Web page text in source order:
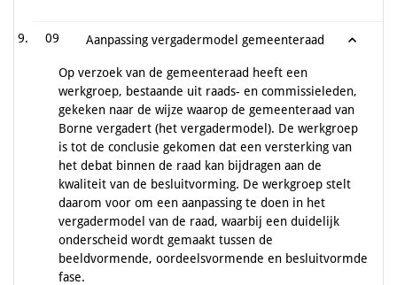
09 Aanpassing vergadermodel gemeenteraad
Op verzoek van de gemeenteraad heeft een
werkgroep, bestaande uit raads- en commissieleden,
gekeken naar de wijze waarop de gemeenteraad van
Borne vergadert (het vergadermodel). De werkgroep
is tot de conclusie gekomen dat een versterking van
het debat binnen de raad kan bijdragen aan de
kwaliteit van de besluitvorming. De werkgroep stelt
daarom voor om een aanpassing te doen in het
vergadermodel van de raad, waarbij een duidelijk
onderscheid wordt gemaakt tussen de
beeldvormende, oordeelsvormende en besluitvormde
fase.